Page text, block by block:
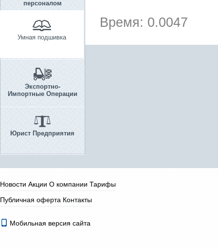
персоналом
Умная подшивка
Экспортно-
Импортные Операции
Юрист Предприятия
Время: 0.0047
Новости Акции О компании Тарифы
Публичная оферта Контакты
Мобильная версия сайта